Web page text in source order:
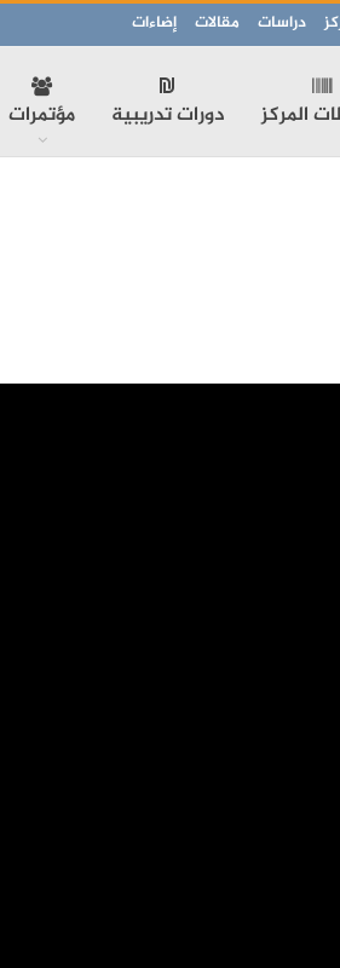
دراسات مقالات إضاءات
المركز دورات تدريبية مؤتمرات